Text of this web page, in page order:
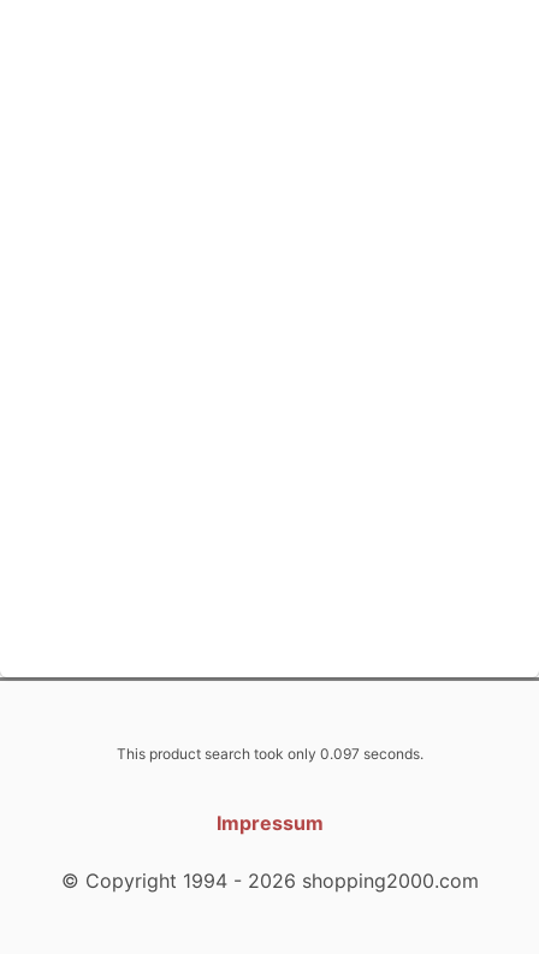
This product search took only 0.097 seconds.
Impressum
© Copyright 1994 - 2026 shopping2000.com